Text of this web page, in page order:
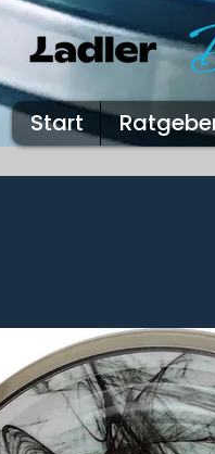
Start